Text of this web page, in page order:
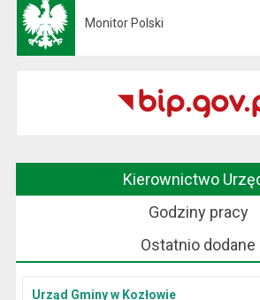
Monitor Polski
Kierownictwo
Godziny pracy
Ostatnio dodane
Urząd Gminy w Kozłowie